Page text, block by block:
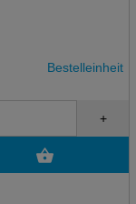
Bestelleinheit
+